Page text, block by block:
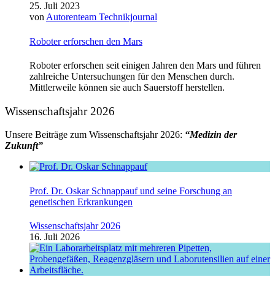
25. Juli 2023
von Autorenteam Technikjournal
Roboter erforschen den Mars
Roboter erforschen seit einigen Jahren den Mars und führen
zahlreiche Untersuchungen für den Menschen durch.
Mittlerweile können sie auch Sauerstoff herstellen.
Wissenschaftsjahr 2026
Unsere Beiträge zum Wissenschaftsjahr 2026: “Medizin der
Zukunft”
Prof. Dr. Oskar Schnappauf und seine Forschung an
genetischen Erkrankungen
Wissenschaftsjahr 2026
16. Juli 2026